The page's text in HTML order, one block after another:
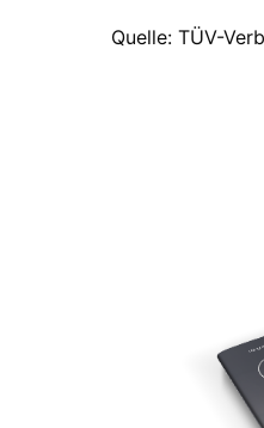
Quelle: TÜV-